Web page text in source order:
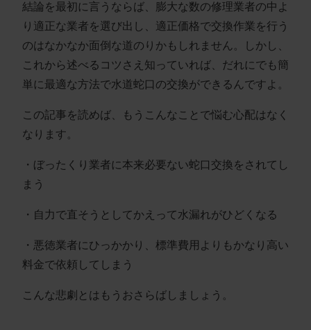
結論を最初に言うならば、膨大な数の修理業者の中よ
り適正な業者を選び出し、適正価格で交換作業を行う
のはなかなか面倒な道のりかもしれません。しかし、
これから述べるコツさえ知っていれば、だれにでも簡
単に最適な方法で水道蛇口の交換ができるんですよ。
この記事を読めば、もうこんなことで悩む心配はなく
なります。
・ぼったくり業者に本来必要ない蛇口交換をされてし
まう
・自力で直そうとしてかえって水漏れがひどくなる
・悪徳業者にひっかかり、標準費用よりもかなり高い
料金で依頼してしまう
こんな悲劇とはもうおさらばしましょう。